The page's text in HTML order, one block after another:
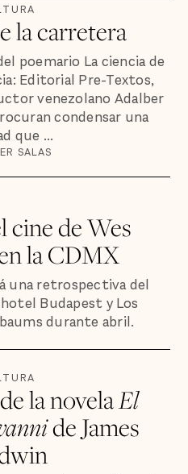
la carretera
poemario La ciencia de
Editorial Pre-Textos,
venezolano Adalber
condensar una
que ...
SALAS
cine de Wes
la CDMX
una retrospectiva del
Budapest y Los
durante abril.
la novelaEl
de James